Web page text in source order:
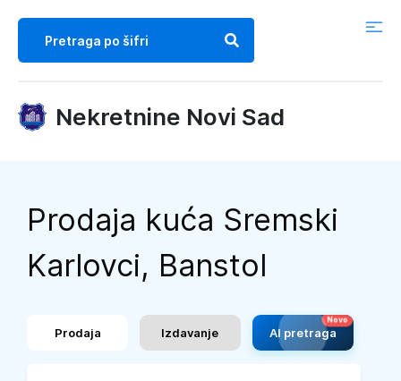
Nekretnine Novi Sad
Prodaja kuća Sremski
Karlovci, Banstol
Prodaja Izdavanje AI pretraga